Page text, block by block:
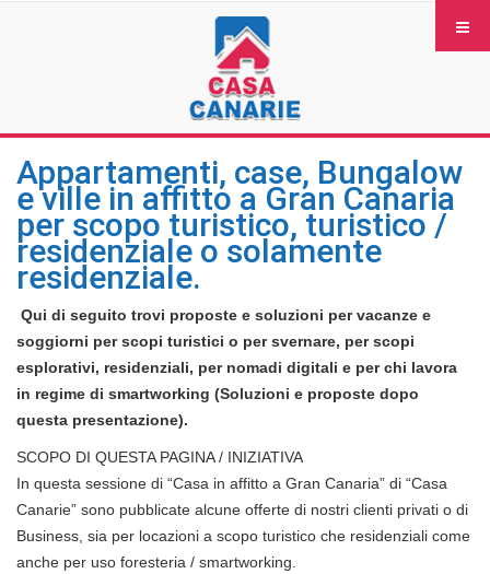
Appartamenti, case, Bungalow
e ville in affitto a Gran Canaria
per scopo turistico, turistico /
residenziale o solamente
residenziale.
Qui di seguito trovi proposte e soluzioni per vacanze e
soggiorni per scopi turistici o per svernare, per scopi
esplorativi, residenziali, per nomadi digitali e per chi lavora
in regime di smartworking (Soluzioni e proposte dopo
questa presentazione).
SCOPO DI QUESTA PAGINA / INIZIATIVA
In questa sessione di “Casa in affitto a Gran Canaria” di “Casa
Canarie” sono pubblicate alcune offerte di nostri clienti privati o di
Business, sia per locazioni a scopo turistico che residenziali come
anche per uso foresteria / smartworking.